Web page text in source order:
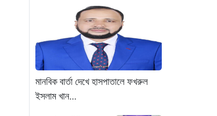
১ ঘণ্টা আগে
“১/১১-তে তারেক রহমানকে
আয়নাঘরে বন্দি রাখা হয়: চিফ
প্রসিকিউটর”
মানবিক বার্তা দেখে হাসপাতালে ফখরুল
ইসলাম খান...